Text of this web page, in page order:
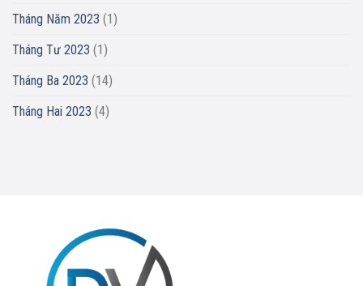
Tháng Năm 2023 (1)
Tháng Tư 2023 (1)
Tháng Ba 2023 (14)
Tháng Hai 2023 (4)